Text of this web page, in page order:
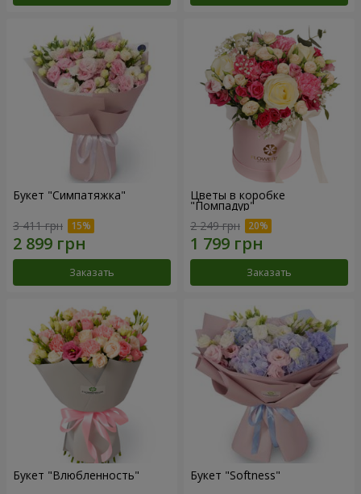
Букет "Симпатяжка"
3 411 грн
Заказать
Цветы в коробке
"Помпадур"
2 249 грн
Заказать
Букет "Влюбленность" Букет "Softness"